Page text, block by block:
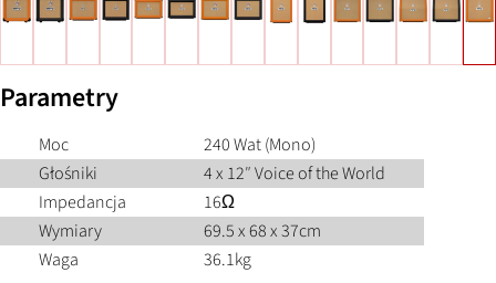
Parametry
Moc
240 Wat (Mono)
Głośniki
4 x 12″ Voice of the World
Impedancja
16Ω
Wymiary
69.5 x 68 x 37cm
Waga
36.1kg